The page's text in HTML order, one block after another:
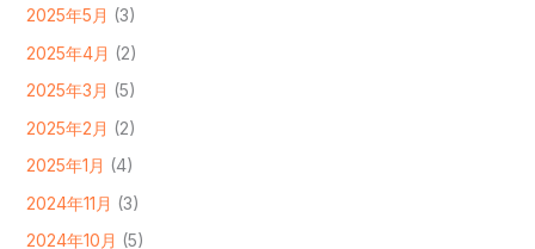
2025年5月 (3)
2025年4月 (2)
2025年3月 (5)
2025年2月 (2)
2025年1月 (4)
2024年11月 (3)
2024年10月 (5)